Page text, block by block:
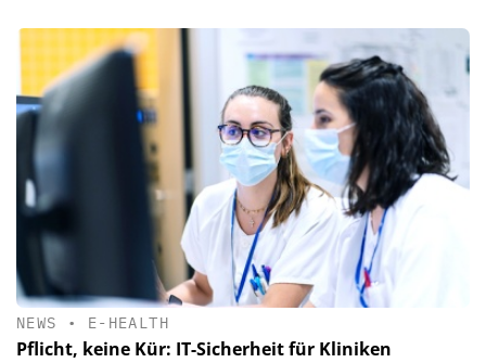
NEWS • E-HEALTH
Pflicht, keine Kür: IT-Sicherheit für Kliniken